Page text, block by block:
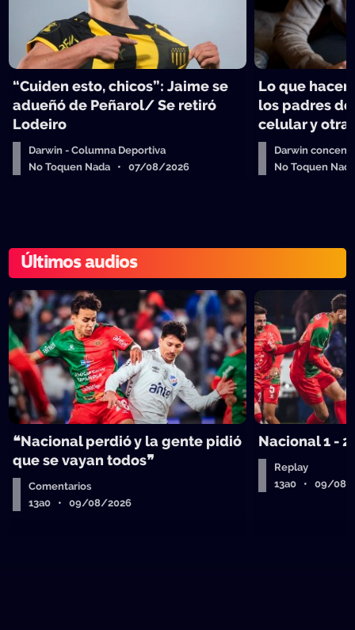
“Cuiden esto, chicos”: Jaime se
adueñó de Peñarol/ Se retiró
Lodeiro
Darwin - Columna Deportiva
No Toquen Nada • 07/08/2026
Lo que
los padres
celular y
Darwin
No Toquen
Últimos audios
❝Nacional perdió y la gente pidió
que se vayan todos❞
Comentarios
13a0 • 09/08/2026
Nacional 1 -
Replay
13a0 • 09/08/